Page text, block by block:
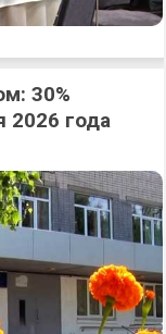
30%
2026 года